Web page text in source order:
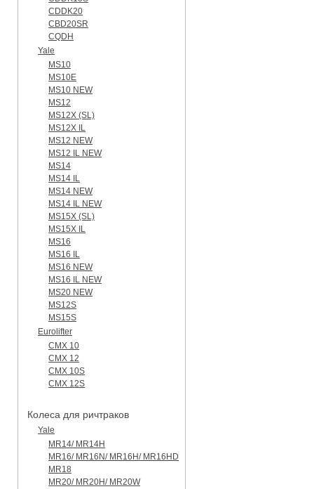
CDDK20
CBD20SR
CQDH
Yale
MS10
MS10E
MS10 NEW
MS12
MS12X (SL)
MS12X IL
MS12 NEW
MS12 IL NEW
MS14
MS14 IL
MS14 NEW
MS14 IL NEW
MS15X (SL)
MS15X IL
MS16
MS16 IL
MS16 NEW
MS16 IL NEW
MS20 NEW
MS12S
MS15S
Eurolifter
CMX 10
CMX 12
CMX 10S
CMX 12S
Колеса для ричтраков
Yale
MR14/ MR14H
MR16/ MR16N/ MR16H/ MR16HD
MR18
MR20/ MR20H/ MR20W